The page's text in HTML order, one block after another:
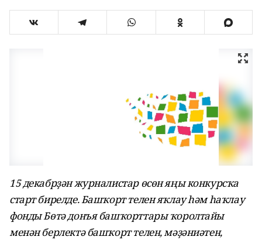
15 декабрҙән журналистар өсөн яңы конкурсҡа
старт бирелде. Башҡорт телен яҡлау һәм һаҡлау
фонды Бөтә донъя башҡорттары ҡоролтайы
менән берлектә башҡорт телен, мәҙәниәтен,